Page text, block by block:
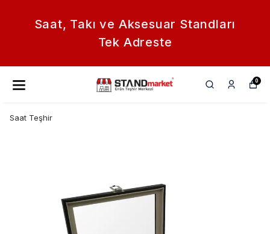
Saat, Takı ve Aksesuar Standları
Tek Adreste
0
Saat Teşhir